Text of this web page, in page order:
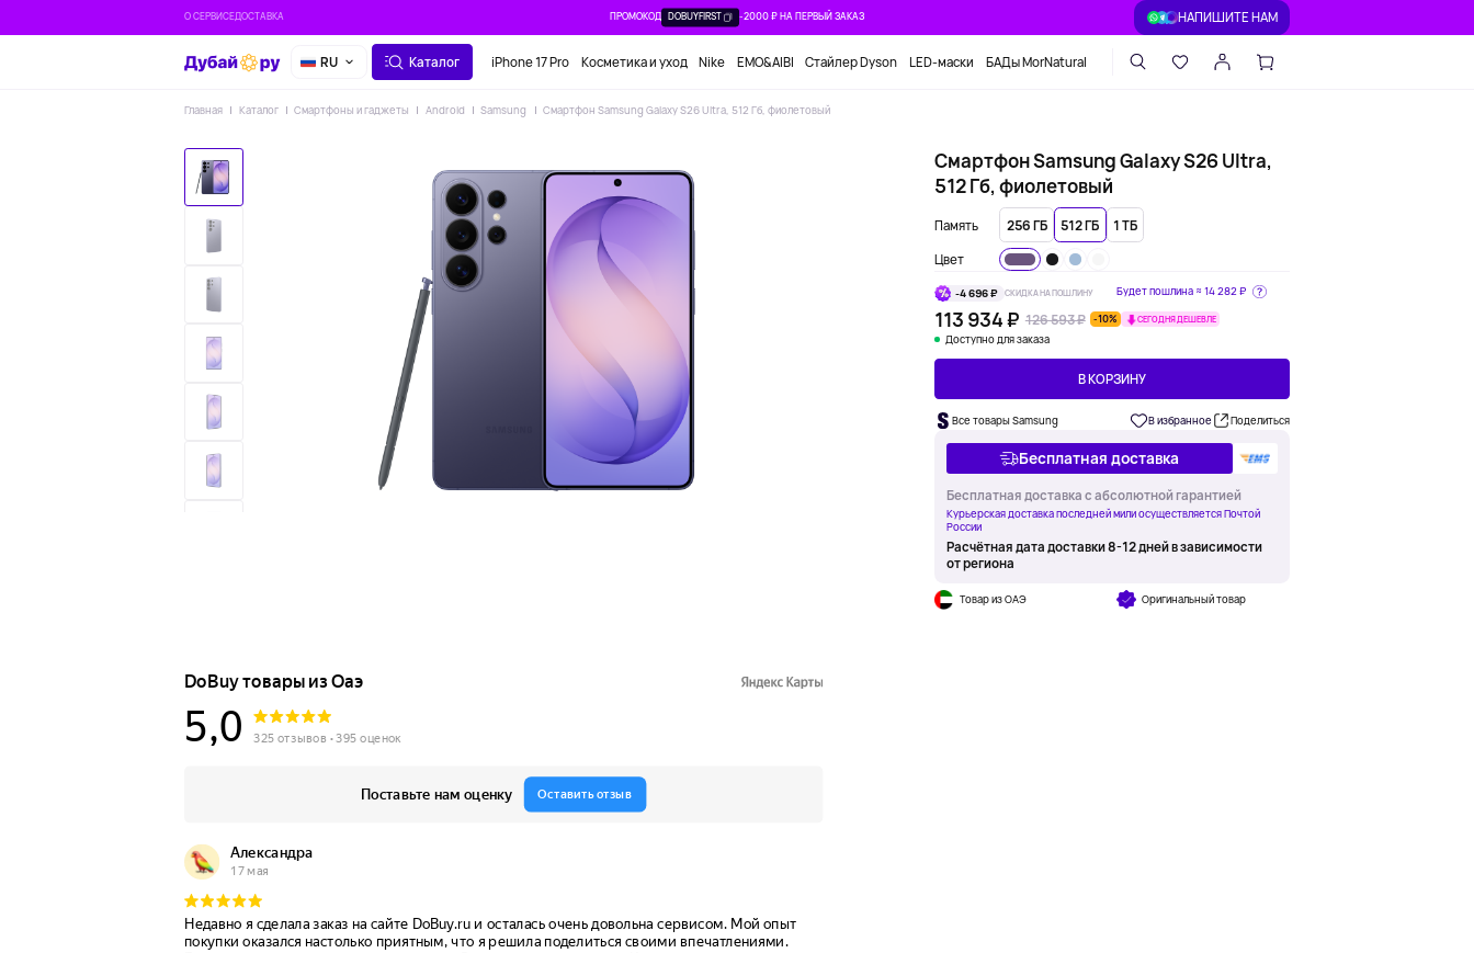
О СЕРВИСЕДОСТАВКА ПРОМОКОД DOBUYFIRST -2000 ₽ НА ПЕРВЫЙ ЗАКАЗ НАПИШИТЕ НАМ
RU Каталог iPhone 17 Pro Косметика и уход Nike EMO&AIBI Стайлер Dyson LED-маски БАДы MorNatural
Главная Каталог Смартфоны и гаджеты Android Samsung Смартфон Samsung Galaxy S26 Ultra, 512 Гб, фиолетовый
Смартфон Samsung Galaxy S26 Ultra,
512 Гб, фиолетовый
Память 256 ГБ 512 ГБ 1 ТБ
Цвет
-4 696 ₽ СКИДКА НА ПОШЛИНУ Будет пошлина ≈14 282 ₽
113 934 ₽ 126 593 ₽ -10% СЕГОДНЯ ДЕШЕВЛЕ
Доступно для заказа
В КОРЗИНУ
Все товары Samsung В избранное Поделиться
Бесплатная доставка
Бесплатная доставка с абсолютной гарантией
Курьерская доставка последней мили осуществляется Почтой
России
Расчётная дата доставки 8-12 дней в зависимости
от региона
Товар из ОАЭ Оригинальный товар